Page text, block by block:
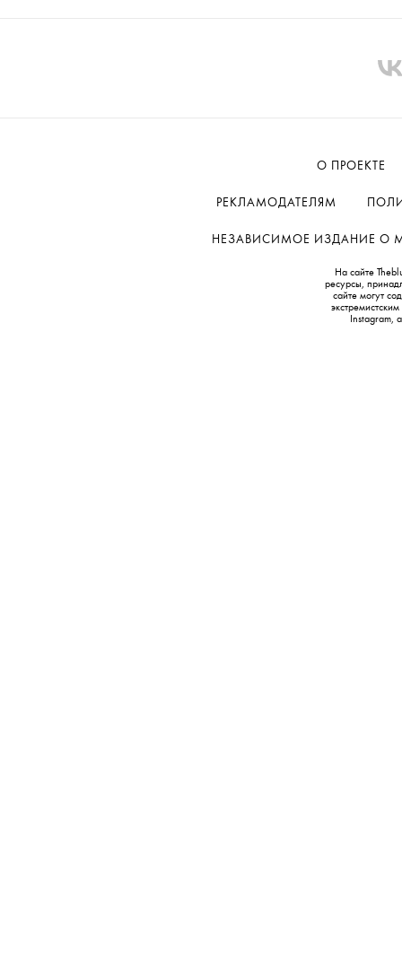
О ПРОЕКТЕ
РЕКЛАМОДАТЕЛЯМ
НЕЗАВИСИМОЕ ИЗДАНИЕ О
На сайте
ресурсы,
сайте могут
Instagram,